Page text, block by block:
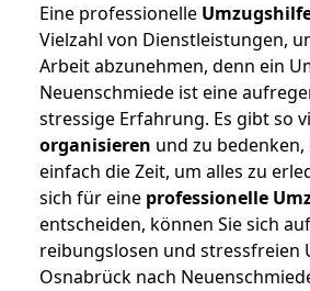
Eine professionelle
Vielzahl von Dienstleistungen,
Arbeit abzunehmen, denn ein
Neuenschmiede ist eine
stressige Erfahrung. Es gibt so
organisieren und zu
einfach die Zeit, um alles zu
sich für eine professionelle
entscheiden, können Sie sich
reibungslosen und stressfreien
Osnabrück nach